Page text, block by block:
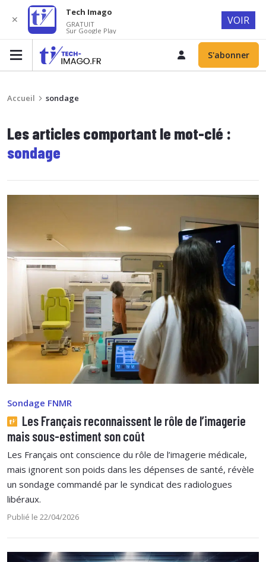
S'abonner
Accueil sondage
Les articles comportant le mot-clé :
sondage
Sondage FNMR
Les Français reconnaissent le rôle de l’imagerie
mais sous-estiment son coût
Les Français ont conscience du rôle de l’imagerie médicale,
mais ignorent son poids dans les dépenses de santé, révèle
un sondage commandé par le syndicat des radiologues
libéraux.
Publié le 22/04/2026
✕
Tech Imago
GRATUIT
Sur Google Play
VOIR